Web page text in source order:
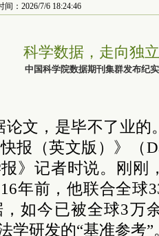
：2026/7/6 18:24:46
科学数据，走向独立
中国科学院数据期刊集群发布纪实
论文，是毕不了业的
报（英文版）》（
》记者时说。刚刚
年前，他联合全球
如今已被全球3万
学研发的“基准参考”